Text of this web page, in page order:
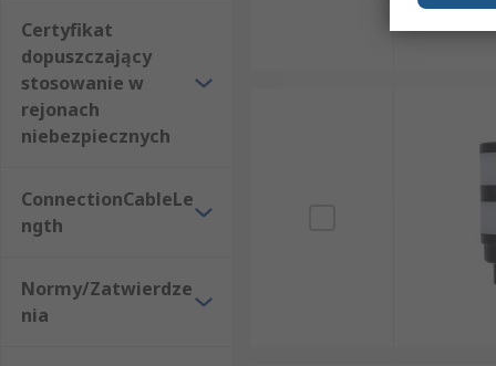
Certyfikat
dopuszczający
stosowanie w
rejonach
niebezpiecznych
ConnectionCableLe
ngth
Normy/Zatwierdze
nia